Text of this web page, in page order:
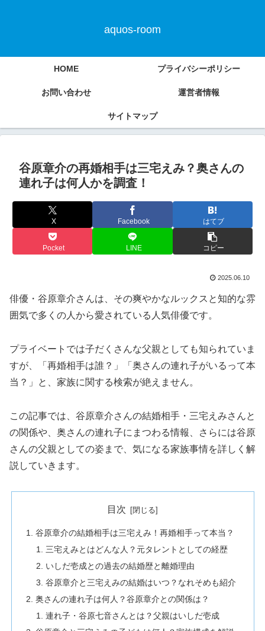
aquos-room
HOME プライバシーポリシー
お問い合わせ 運営者情報
サイトマップ
谷原章介の再婚相手は三宅えみ？奥さんの
連れ子は何人かを調査！
X Facebook はてブ
Pocket LINE コピー
2025.06.10
俳優・谷原章介さんは、その爽やかなルックスと知的な雰
囲気で多くの人から愛されている人気俳優です。
プライベートでは子だくさんな父親としても知られていま
すが、「再婚相手は誰？」「奥さんの連れ子がいるって本
当？」と、家族に関する検索が絶えません。
この記事では、谷原章介さんの結婚相手・三宅えみさんと
の関係や、奥さんの連れ子にまつわる情報、さらには谷原
さんの父親としての姿まで、気になる家族事情を詳しく解
説していきます。
目次
谷原章介の結婚相手は三宅えみ！再婚相手って本当？
三宅えみとはどんな人？元タレントとしての経歴
いしだ壱成との過去の結婚歴と離婚理由
谷原章介と三宅えみの結婚はいつ？なれそめも紹介
奥さんの連れ子は何人？谷原章介との関係は？
連れ子・谷原七音さんとは？父親はいしだ壱成